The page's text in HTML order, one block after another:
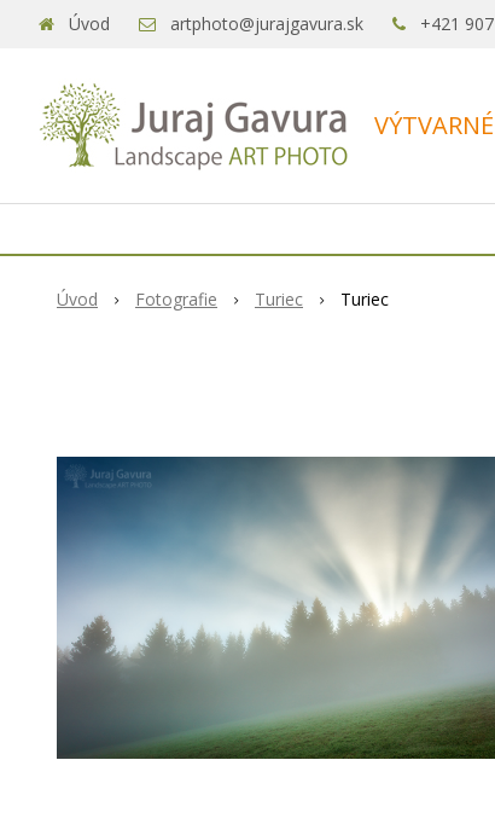
Úvod artphoto@jurajgavura.sk +421
Úvod Fotografie Turiec Turiec